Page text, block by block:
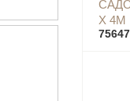
Х 4М